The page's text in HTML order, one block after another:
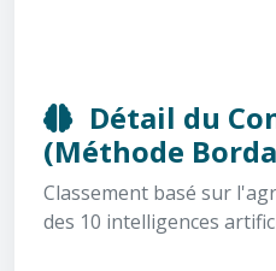
Détail du
(Méthode
Classement basé sur
des 10 intelligences